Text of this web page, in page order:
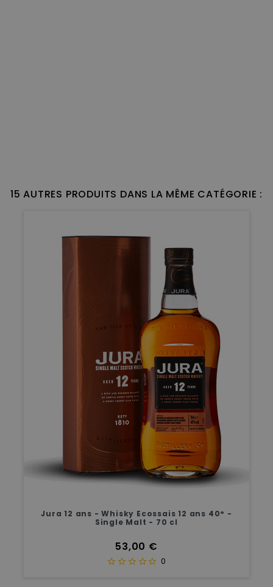
15 AUTRES PRODUITS DANS LA MÊME CATÉGORIE :
Jura 12 ans - Whisky Ecossais 12 ans 40° -
Single Malt - 70 cl
Prix
53,00 €
0